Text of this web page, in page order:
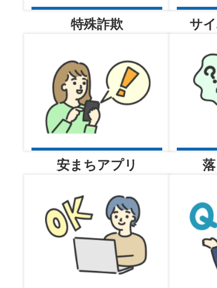
号）実施のお知らせ
事件事故の発生・検挙のお知
日（火曜日））
2026年08月04日
署長室へようこそ
2026年08月04日
河内警察署 交番だより
特殊詐欺 サ
安まちアプリ